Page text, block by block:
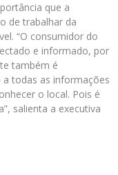
que a
de trabalhar da
“O consumidor do
e informado, por
também é
todas as informações
o local. Pois é
salienta a executiva